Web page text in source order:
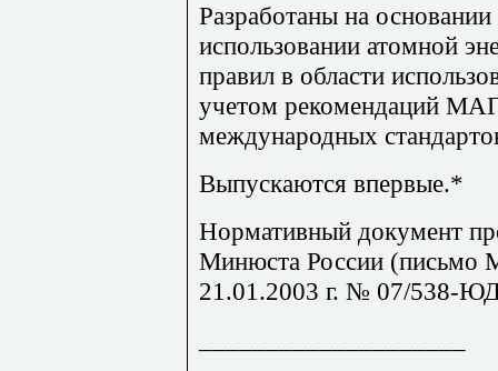
Разработаны на
использовании атомной
правил в области
учетом рекомендаций
международных
Выпускаются впервые.*
Нормативный документ
Минюста России (письмо
21.01.2003 г. № 07/538-